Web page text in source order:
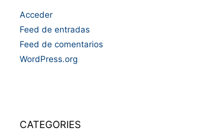
Acceder
Feed de entradas
Feed de comentarios
WordPress.org
CATEGORIES